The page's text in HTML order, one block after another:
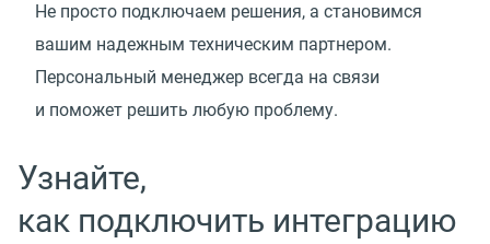
Не просто подключаем решения, а становимся
вашим надежным техническим партнером.
Персональный менеджер всегда на связи
и поможет решить любую проблему.
Узнайте,
как подключить интеграцию